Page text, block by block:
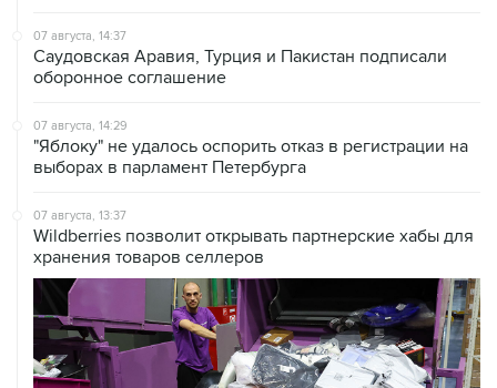
07 августа, 14:37
Саудовская Аравия, Турция и Пакистан подписали
оборонное соглашение
07 августа, 14:29
"Яблоку" не удалось оспорить отказ в регистрации на
выборах в парламент Петербурга
07 августа, 13:37
Wildberries позволит открывать партнерские хабы для
хранения товаров селлеров